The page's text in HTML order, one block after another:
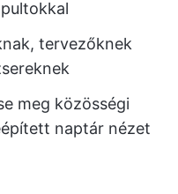
tervezőknek
meg közösségi
naptár nézet